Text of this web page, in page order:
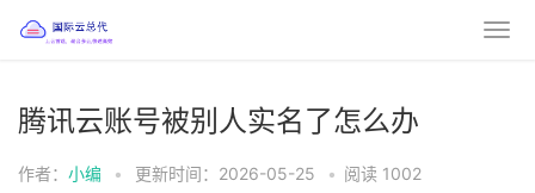
腾讯云账号被别人实名了怎么办
作者： 小编 • 更新时间：2026-05-25 • 阅读 1002